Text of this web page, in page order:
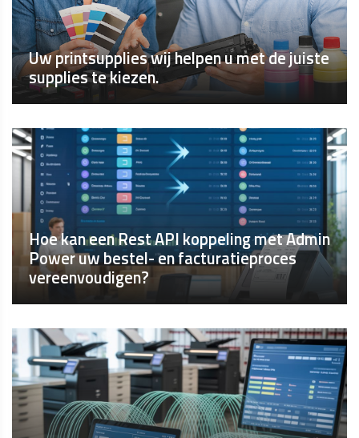
Uw printsupplies wij helpen u met de juiste
supplies te kiezen.
Hoe kan een Rest API koppeling met Admin
Power uw bestel- en facturatieproces
vereenvoudigen?